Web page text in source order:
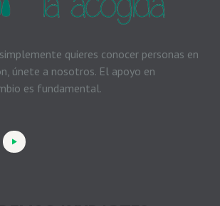
quieres conocer personas en
únete a nosotros. El apoyo en
es fundamental.